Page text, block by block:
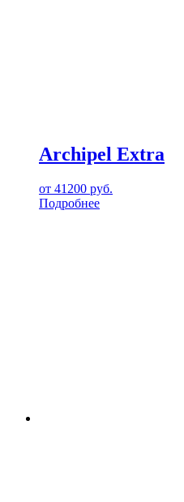
Archipel Extra
от 41200 руб.
Подробнее